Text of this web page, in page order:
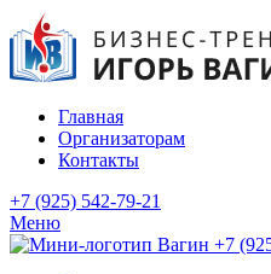
Главная
Организаторам
Контакты
+7 (925) 542-79-21
Меню
+7